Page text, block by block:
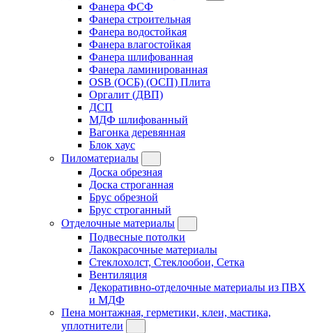
Фанера ФСФ
Фанера строительная
Фанера водостойкая
Фанера влагостойкая
Фанера шлифованная
Фанера ламинированная
OSB (ОСБ) (ОСП) Плита
Оргалит (ДВП)
ДСП
МДФ шлифованный
Вагонка деревянная
Блок хаус
Пиломатериалы
Доска обрезная
Доска строганная
Брус обрезной
Брус строганный
Отделочные материалы
Подвесные потолки
Лакокрасочные материалы
Стеклохолст, Стеклообои, Сетка
Вентиляция
Декоративно-отделочные материалы из ПВХ
и МДФ
Пена монтажная, герметики, клеи, мастика,
уплотнители